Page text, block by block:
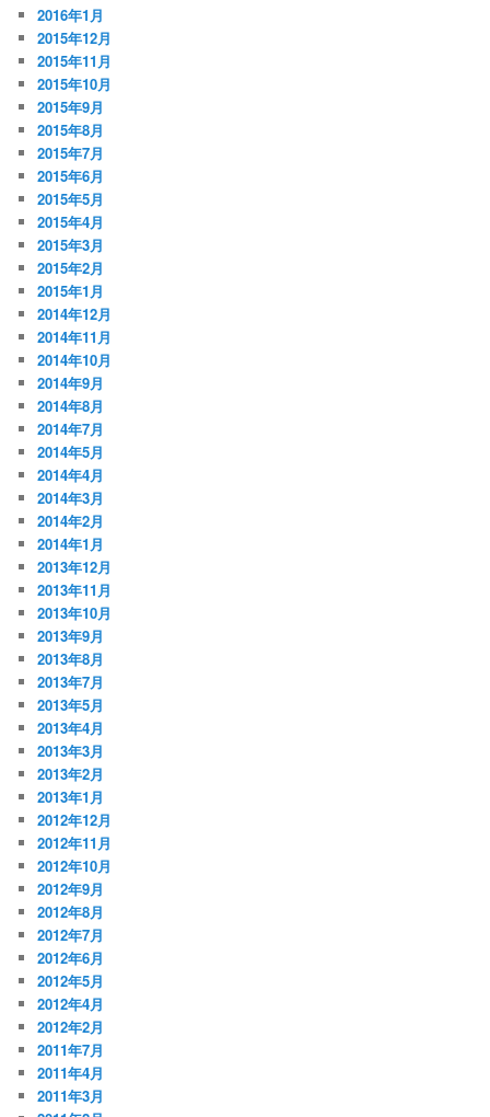
2016年1月
2015年12月
2015年11月
2015年10月
2015年9月
2015年8月
2015年7月
2015年6月
2015年5月
2015年4月
2015年3月
2015年2月
2015年1月
2014年12月
2014年11月
2014年10月
2014年9月
2014年8月
2014年7月
2014年5月
2014年4月
2014年3月
2014年2月
2014年1月
2013年12月
2013年11月
2013年10月
2013年9月
2013年8月
2013年7月
2013年5月
2013年4月
2013年3月
2013年2月
2013年1月
2012年12月
2012年11月
2012年10月
2012年9月
2012年8月
2012年7月
2012年6月
2012年5月
2012年4月
2012年2月
2011年7月
2011年4月
2011年3月